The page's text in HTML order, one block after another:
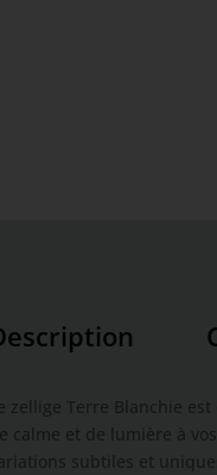
zellige Terre Blanchie
calme et de lumière à
subtiles et